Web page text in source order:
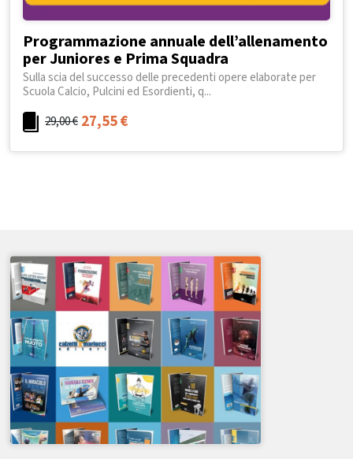
Programmazione annuale dell’allenamento
per Juniores e Prima Squadra
Sulla scia del successo delle precedenti opere elaborate per
Scuola Calcio, Pulcini ed Esordienti, q...
29,00€ 27,55€